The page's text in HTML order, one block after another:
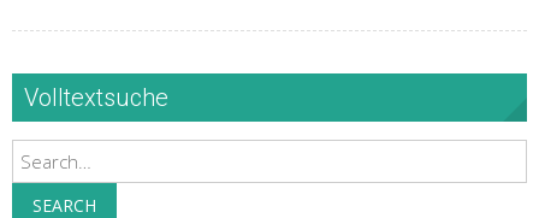
Volltextsuche
Search
SEARCH